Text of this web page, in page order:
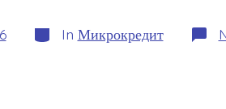
Categories
In Микрокредит